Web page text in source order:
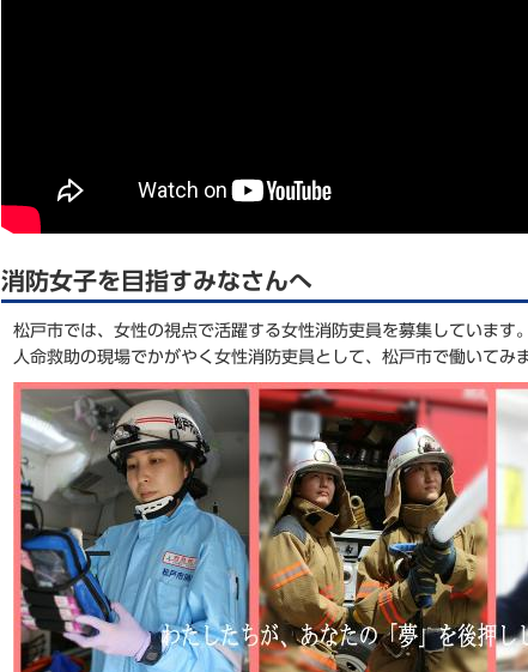
消防女子を目指すみなさんへ
松戸市では、女性の視点で活躍する女性消防吏員を募集しています。
人命救助の現場でかがやく女性消防吏員として、松戸市で働いてみ